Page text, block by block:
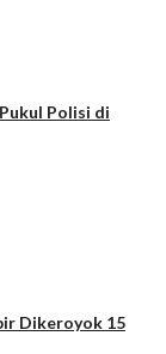
Polisi di
Dikeroyok 15